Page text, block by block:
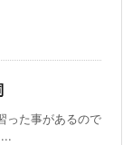
った事があるので